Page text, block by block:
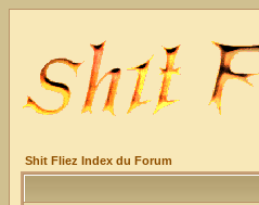
Shit Fliez Index du Forum